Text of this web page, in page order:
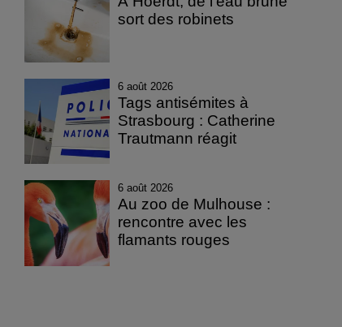
sort des robinets
6 août 2026
Tags antisémites à
Strasbourg : Catherine
Trautmann réagit
6 août 2026
Au zoo de Mulhouse :
rencontre avec les
flamants rouges